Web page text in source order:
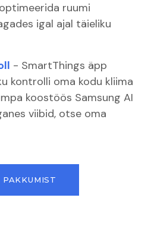
ruumi
igal ajal täieliku
- SmartThings äpp
kontrolli oma kodu kliima
koostöös Samsung AI
viibid, otse oma
PAKKUMIST